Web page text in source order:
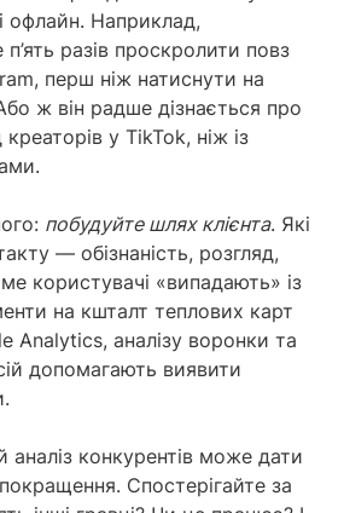
офлайн. Наприклад,
разів проскролити повз
перш ніж натиснути на
ж він радше дізнається про
у TikTok, ніж із
побудуйте шлях клієнта. Які
— обізнаність, розгляд,
користувачі «випадають» із
на кшталт теплових карт
Analytics, аналізу воронки та
допомагають виявити
аналіз конкурентів може дати
покращення. Спостерігайте за